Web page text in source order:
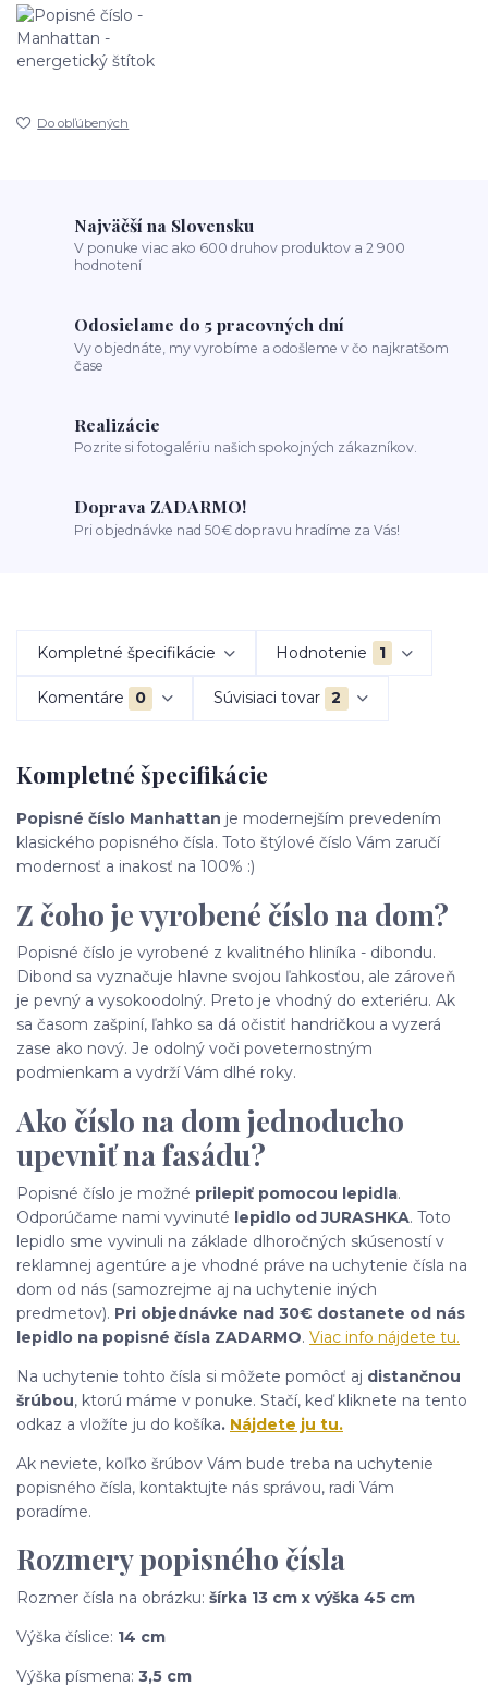
Do obľúbených
Najväčší na Slovensku
V ponuke viac ako 600 druhov produktov a 2 900
hodnotení
Odosielame do 5 pracovných dní
Vy objednáte, my vyrobíme a odošleme v čo najkratšom
čase
Realizácie
Pozrite si fotogalériu našich spokojných zákazníkov.
Doprava ZADARMO!
Pri objednávke nad 50€ dopravu hradíme za Vás!
Kompletné špecifikácie Hodnotenie 1
Komentáre 0 Súvisiaci tovar 2
Kompletné špecifikácie
Popisné číslo Manhattan je modernejším prevedením
klasického popisného čísla. Toto štýlové číslo Vám zaručí
modernosť a inakosť na 100% :)
Z čoho je vyrobené číslo na dom?
Popisné číslo je vyrobené z kvalitného hliníka - dibondu.
Dibond sa vyznačuje hlavne svojou ľahkosťou, ale zároveň
je pevný a vysokoodolný. Preto je vhodný do exteriéru. Ak
sa časom zašpiní, ľahko sa dá očistiť handričkou a vyzerá
zase ako nový. Je odolný voči poveternostným
podmienkam a vydrží Vám dlhé roky.
Ako číslo na dom jednoducho
upevniť na fasádu?
Popisné číslo je možné prilepiť pomocou lepidla.
Odporúčame nami vyvinuté lepidlo od JURASHKA. Toto
lepidlo sme vyvinuli na základe dlhoročných skúseností v
reklamnej agentúre a je vhodné práve na uchytenie čísla na
dom od nás (samozrejme aj na uchytenie iných
predmetov). Pri objednávke nad 30€ dostanete od nás
lepidlo na popisné čísla ZADARMO. Viac info nájdete tu.
Na uchytenie tohto čísla si môžete pomôcť aj distančnou
šrúbou, ktorú máme v ponuke. Stačí, keď kliknete na tento
odkaz a vložíte ju do košíka. Nájdete ju tu.
Ak neviete, koľko šrúbov Vám bude treba na uchytenie
popisného čísla, kontaktujte nás správou, radi Vám
poradíme.
Rozmery popisného čísla
Rozmer čísla na obrázku: šírka 13 cm x výška 45 cm
Výška číslice: 14 cm
Výška písmena: 3,5 cm